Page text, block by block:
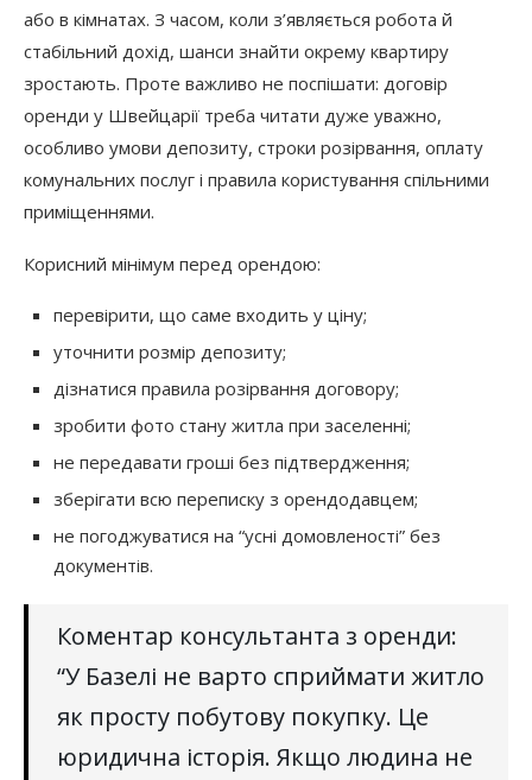
або в кімнатах. З часом, коли з’являється робота й
стабільний дохід, шанси знайти окрему квартиру
зростають. Проте важливо не поспішати: договір
оренди у Швейцарії треба читати дуже уважно,
особливо умови депозиту, строки розірвання, оплату
комунальних послуг і правила користування спільними
приміщеннями.
Корисний мінімум перед орендою:
перевірити, що саме входить у ціну;
уточнити розмір депозиту;
дізнатися правила розірвання договору;
зробити фото стану житла при заселенні;
не передавати гроші без підтвердження;
зберігати всю переписку з орендодавцем;
не погоджуватися на “усні домовленості” без
документів.
Коментар консультанта з оренди:
“У Базелі не варто сприймати житло
як просту побутову покупку. Це
юридична історія. Якщо людина не